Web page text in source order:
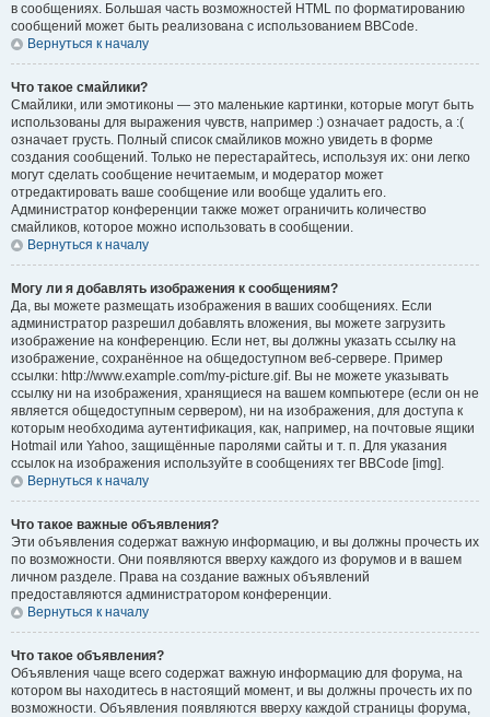
в сообщениях. Большая часть возможностей HTML по форматированию
сообщений может быть реализована с использованием BBCode.
Вернуться к началу
Что такое смайлики?
Смайлики, или эмотиконы — это маленькие картинки, которые могут быть
использованы для выражения чувств, например :) означает радость, а :(
означает грусть. Полный список смайликов можно увидеть в форме
создания сообщений. Только не перестарайтесь, используя их: они легко
могут сделать сообщение нечитаемым, и модератор может
отредактировать ваше сообщение или вообще удалить его.
Администратор конференции также может ограничить количество
смайликов, которое можно использовать в сообщении.
Вернуться к началу
Могу ли я добавлять изображения к сообщениям?
Да, вы можете размещать изображения в ваших сообщениях. Если
администратор разрешил добавлять вложения, вы можете загрузить
изображение на конференцию. Если нет, вы должны указать ссылку на
изображение, сохранённое на общедоступном веб-сервере. Пример
ссылки: http://www.example.com/my-picture.gif. Вы не можете указывать
ссылку ни на изображения, хранящиеся на вашем компьютере (если он не
является общедоступным сервером), ни на изображения, для доступа к
которым необходима аутентификация, как, например, на почтовые ящики
Hotmail или Yahoo, защищённые паролями сайты и т. п. Для указания
ссылок на изображения используйте в сообщениях тег BBCode [img].
Вернуться к началу
Что такое важные объявления?
Эти объявления содержат важную информацию, и вы должны прочесть их
по возможности. Они появляются вверху каждого из форумов и в вашем
личном разделе. Права на создание важных объявлений
предоставляются администратором конференции.
Вернуться к началу
Что такое объявления?
Объявления чаще всего содержат важную информацию для форума, на
котором вы находитесь в настоящий момент, и вы должны прочесть их по
возможности. Объявления появляются вверху каждой страницы форума,